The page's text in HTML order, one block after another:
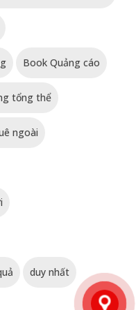
Book Quảng cáo
tổng thể
ngoài
duy nhất